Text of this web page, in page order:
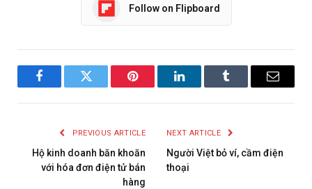
Follow on Flipboard
FacebookTwitter Pinterest LinkedInTumblr Email
PREVIOUS ARTICLE
Hộ kinh doanh băn khoăn
với hóa đơn điện tử bán
hàng
NEXT ARTICLE
Người Việt bỏ ví, cầm điện
thoại